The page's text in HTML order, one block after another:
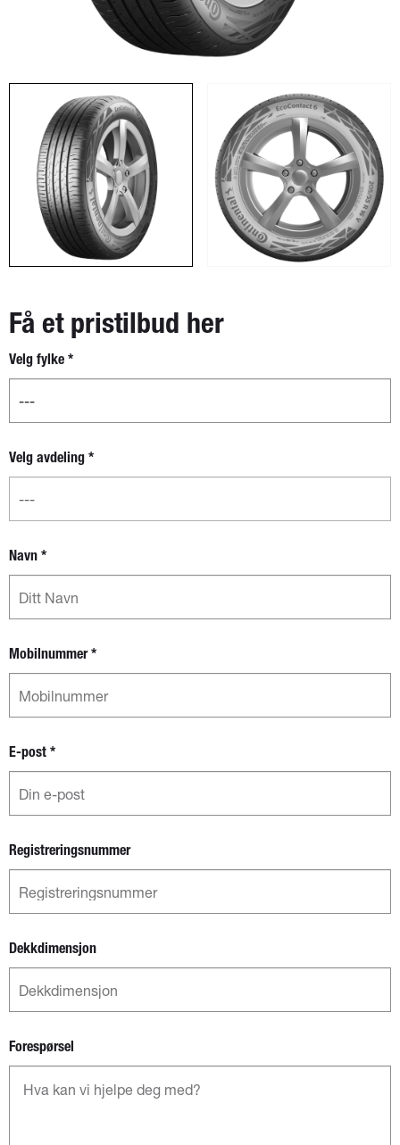
Få et pristilbud her
Nytt
skjema -
separat
boks for
avdeling
Velg fylke *
Velg avdeling *
Navn *
Mobilnummer*
E-post *
Registreringsnummer
Dekkdimensjon
Forespørsel